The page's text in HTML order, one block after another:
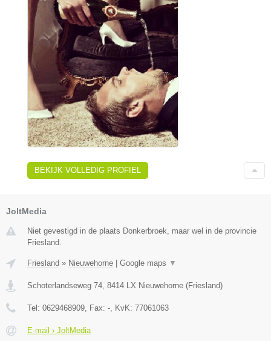
BEKIJK VOLLEDIG PROFIEL
JoltMedia
Niet gevestigd in de plaats Donkerbroek, maar wel in de provincie
Friesland.
Friesland » Nieuwehorne | Google maps ▼
Schoterlandseweg 74 8414 LX Nieuwehorne (Friesland)
Tel: 0629468909 , Fax: - , KvK: 77061063
E-mail › JoltMedia